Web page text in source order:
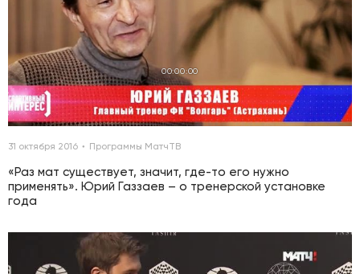
00:00:00
31 октября 2016 Программы МатчТВ
«Раз мат существует, значит, где-то его нужно
применять». Юрий Газзаев – о тренерской установке
года